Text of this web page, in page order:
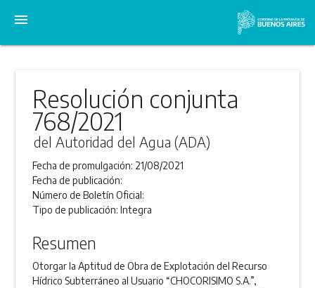
menu
Resolución conjunta
768/2021
del Autoridad del Agua (ADA)
Fecha de promulgación: 21/08/2021
Fecha de publicación:
Número de Boletín Oficial:
Tipo de publicación:Integra
Resumen
Otorgar la Aptitud de Obra de Explotación del Recurso
Hídrico Subterráneo al Usuario “CHOCORISIMO S.A.”,